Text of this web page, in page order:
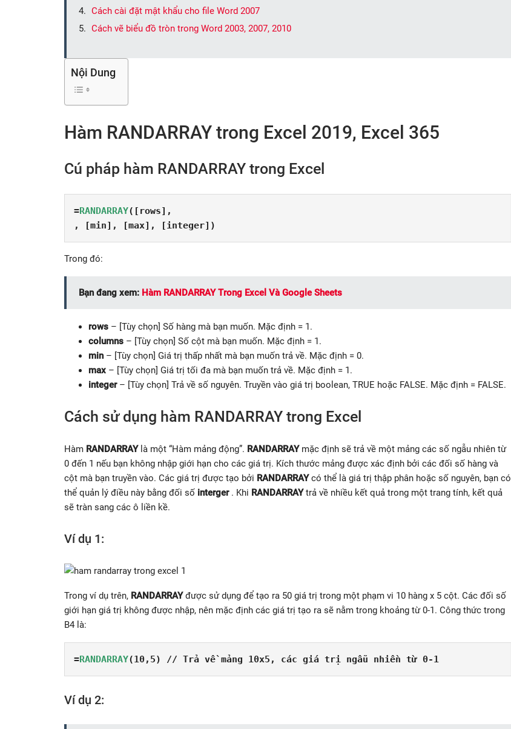
Cách cài đặt mật khẩu cho file Word 2007
Cách vẽ biểu đồ tròn trong Word 2003, 2007, 2010
Nội Dung
Hàm RANDARRAY trong Excel 2019, Excel 365
Cú pháp hàm RANDARRAY trong Excel
=RANDARRAY([rows],
, [min], [max], [integer])
Trong đó:
Bạn đang xem: Hàm RANDARRAY Trong Excel Và Google Sheets
rows – [Tùy chọn] Số hàng mà bạn muốn. Mặc định = 1.
columns – [Tùy chọn] Số cột mà bạn muốn. Mặc định = 1.
min – [Tùy chọn] Giá trị thấp nhất mà bạn muốn trả về. Mặc định = 0.
max – [Tùy chọn] Giá trị tối đa mà bạn muốn trả về. Mặc định = 1.
integer– [Tùy chọn] Trả về số nguyên. Truyền vào giá trị boolean, TRUE hoặc FALSE. Mặc định = FALSE.
Cách sử dụng hàm RANDARRAY trong Excel
Hàm RANDARRAYlà một “Hàm mảng động”. RANDARRAYmặc định sẽ trả về một mảng các số ngẫu nhiên từ
0 đến 1 nếu bạn không nhập giới hạn cho các giá trị. Kích thước mảng được xác định bởi các đối số hàng và
cột mà bạn truyền vào. Các giá trị được tạo bởi RANDARRAYcó thể là giá trị thập phân hoặc số nguyên, bạn có
thể quản lý điều này bằng đối số interger. Khi RANDARRAYtrả về nhiều kết quả trong một trang tính, kết quả
sẽ tràn sang các ô liền kề.
Ví dụ 1:
Trong ví dụ trên, RANDARRAYđược sử dụng để tạo ra 50 giá trị trong một phạm vi 10 hàng x 5 cột. Các đối số
giới hạn giá trị không được nhập, nên mặc định các giá trị tạo ra sẽ nằm trong khoảng từ 0-1. Công thức trong
B4 là:
=RANDARRAY(10,5) // Trả về mảng 10x5, các giá trị ngẫu nhiền từ 0-1
Ví dụ 2: